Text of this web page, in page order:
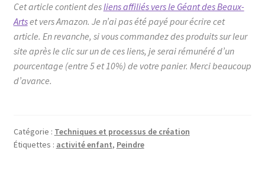
Cet article contient desliens affiliés vers le Géant des Beaux-
Artset vers Amazon. Je n’ai pas été payé pour écrire cet
article. En revanche, si vous commandez des produits sur leur
site après le clic sur un de ces liens, je serai rémunéré d’un
pourcentage (entre 5 et 10%) de votre panier. Merci beaucoup
d’avance.
Catégorie : Techniques et processus de création
Étiquettes : activité enfant, Peindre